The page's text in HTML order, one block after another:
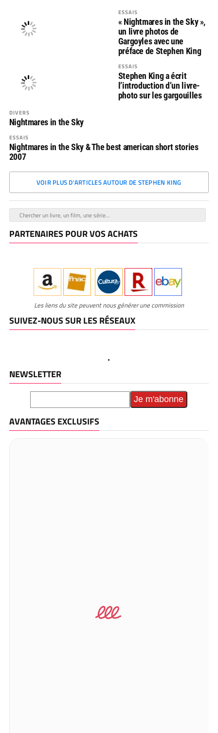
ESSAIS
« Nightmares in the Sky »,
un livre photos de
Gargoyles avec une
préface de Stephen King
ESSAIS
Stephen King a écrit
l’introduction d’un livre-
photo sur les gargouilles
DIVERS
Nightmares in the Sky
ESSAIS
Nightmares in the Sky & The best american short stories
2007
VOIR PLUS D'ARTICLES AUTOUR DE STEPHEN KING
PARTENAIRES POUR VOS ACHATS
Les liens du site peuvent nous générer une commission
SUIVEZ-NOUS SUR LES RÉSEAUX
NEWSLETTER
AVANTAGES EXCLUSIFS